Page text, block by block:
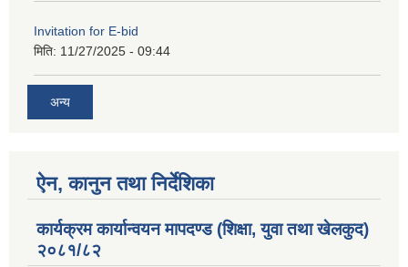
Invitation for E-bid
मिति: 11/27/2025 - 09:44
अन्य
ऐन, कानुन तथा निर्देशिका
कार्यक्रम कार्यान्वयन मापदण्ड (शिक्षा, युवा तथा खेलकुद)
२०८१/८२